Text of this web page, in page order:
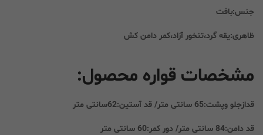
جنس:بافت
ظاهری:یقه گرد،تنخور آزاد،کمر دامن کش
مشخصات قواره محصول:
قدازجلو وپشت:65 سانتی متر/ قد آستین:62سانتی متر
قد دامن:84 سانتی متر/ دور کمر:60 سانتی متر